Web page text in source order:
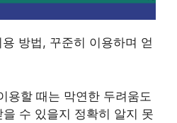
방법, 꾸준히 이용하며 얻
용할 때는 막연한 두려움도
수 있을지 정확히 알지 못